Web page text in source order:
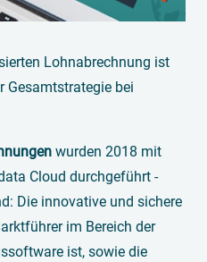
Lohnabrechnung ist
Gesamtstrategie bei
wurden 2018 mit
Cloud durchgeführt -
Die innovative und sichere
im Bereich der
ist, sowie die